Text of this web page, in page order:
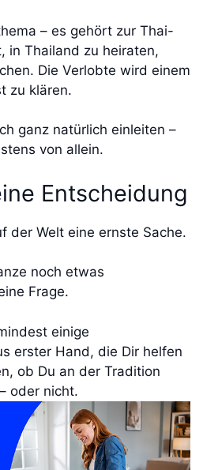
– es gehört zur Thai-
in Thailand zu heiraten,
Die Verlobte wird einem
zu klären.
ganz natürlich einleiten –
von allein.
Entscheidung
der Welt eine ernste Sache.
noch etwas
Frage.
einige
erster Hand, die Dir helfen
ob Du an der Tradition
oder nicht.